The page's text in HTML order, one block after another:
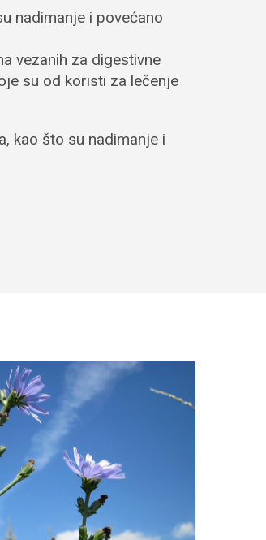
nadimanje i povećano
vezanih za digestivne
su od koristi za lečenje
kao što su nadimanje i